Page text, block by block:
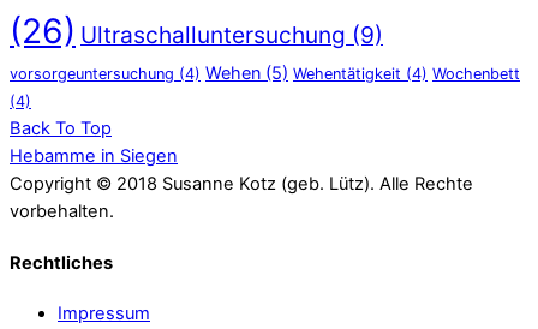
(26) Ultraschalluntersuchung (9)
vorsorgeuntersuchung (4) Wehen (5) Wehentätigkeit (4) Wochenbett
(4)
Back To Top
Hebamme in Siegen
Copyright © 2018 Susanne Kotz (geb. Lütz). Alle Rechte
vorbehalten.
Rechtliches
Impressum